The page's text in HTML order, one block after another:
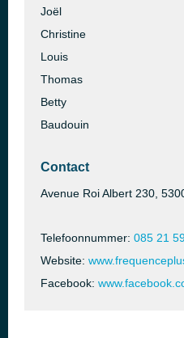
Joël
Christine
Louis
Thomas
Betty
Baudouin
Contact
Avenue Roi Albert 230,
Telefoonnummer: 085 21
Website:
Facebook: